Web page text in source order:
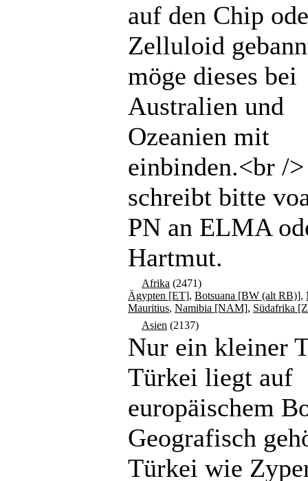
auf den Chip
Zelluloid
möge dieses bei
Australien und
Ozeanien mit
einbinden.<br /
schreibt bitte
PN an ELMA
Hartmut.
Afrika (2471)
Ägypten [ET], Botsuana [BW (alt RB)],
Mauritius, Namibia [NAM], Südafrika
Asien (2137)
Nur ein kleiner
Türkei liegt auf
europäischem
Geografisch
Türkei wie